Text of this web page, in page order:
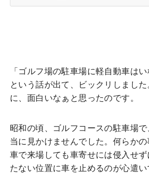
「ゴルフ場の駐車場に軽自動車はい
という話が出て、ビックリしまし
に、面白いなぁと思ったのです。
昭和の頃、ゴルフコースの駐車場
当に見かけませんでした。何らか
車で来場しても車寄せには侵入せ
たない位置に車を止めるのが心遣い